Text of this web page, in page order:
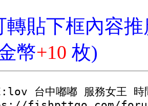
轉貼下框內容
幣+10 枚)